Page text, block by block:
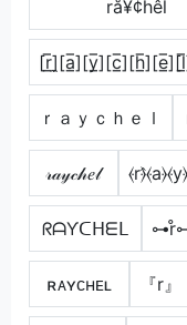
rå¥¢hêl
ｒａｙｃｈｅｌ
𝓇𝒶𝓎𝒸𝒽𝑒𝓁
ᖇᗩƳᑕᕼᗴᒪ
ʀᴀʏᴄʜᴇʟ 『r